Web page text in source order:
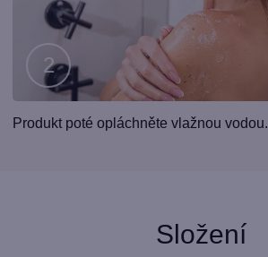
Krok
Produkt poté opláchněte vlažnou vodou.
Složení